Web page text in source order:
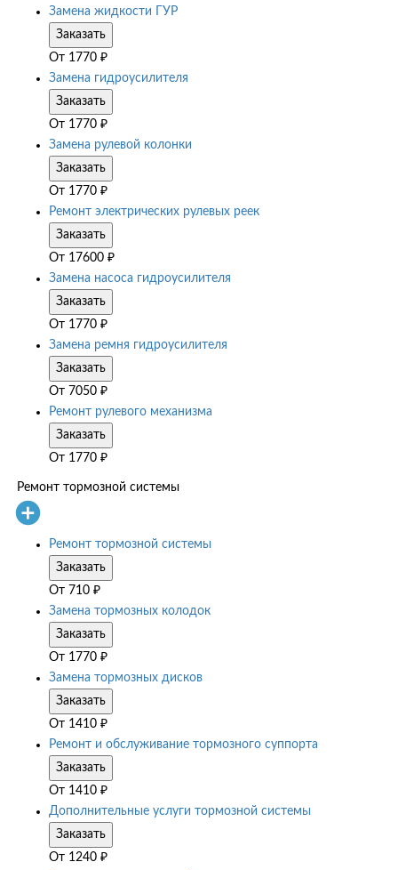
Замена жидкости ГУР
Заказать
От 1770 ₽
Замена гидроусилителя
Заказать
От 1770 ₽
Замена рулевой колонки
Заказать
От 1770 ₽
Ремонт электрических рулевых реек
Заказать
От 17600 ₽
Замена насоса гидроусилителя
Заказать
От 1770 ₽
Замена ремня гидроусилителя
Заказать
От 7050 ₽
Ремонт рулевого механизма
Заказать
От 1770 ₽
Ремонт тормозной системы
Ремонт тормозной системы
Заказать
От 710 ₽
Замена тормозных колодок
Заказать
От 1770 ₽
Замена тормозных дисков
Заказать
От 1410 ₽
Ремонт и обслуживание тормозного суппорта
Заказать
От 1410 ₽
Дополнительные услуги тормозной системы
Заказать
От 1240 ₽